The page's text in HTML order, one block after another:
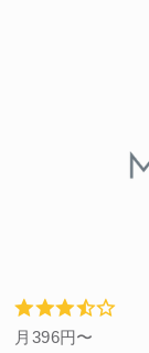
月396円〜